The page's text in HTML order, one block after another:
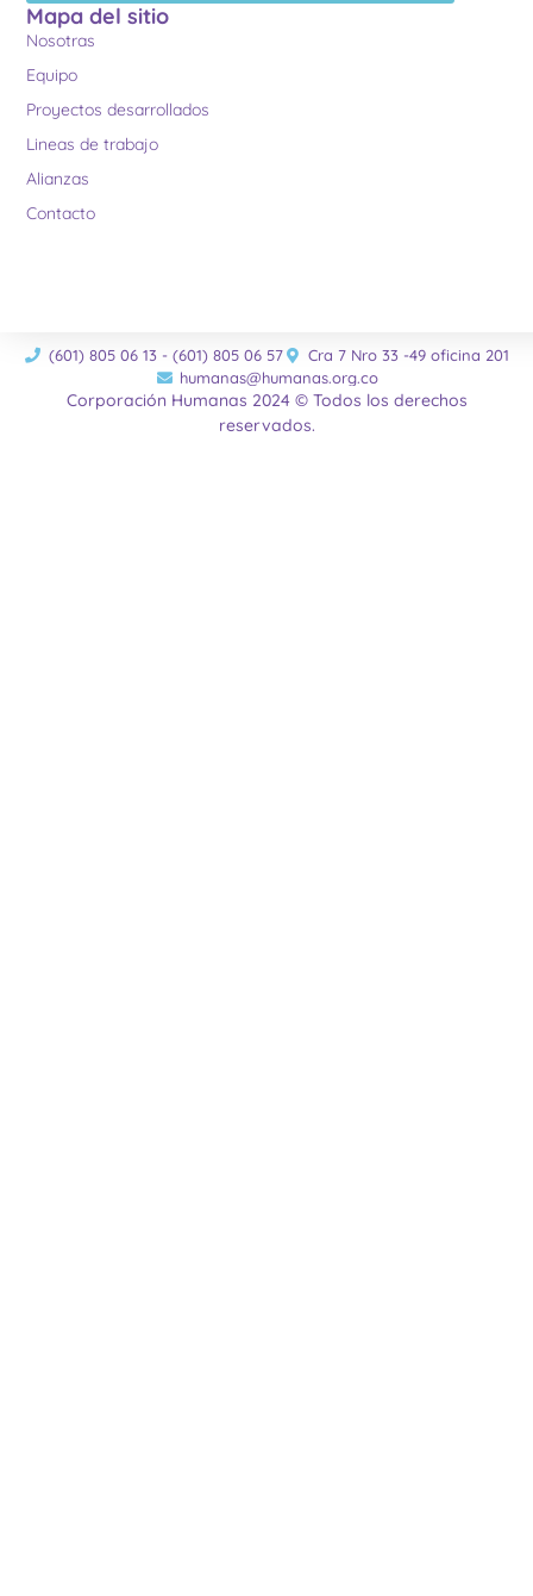
Mapa del sitio
Nosotras
Equipo
Proyectos desarrollados
Lineas de trabajo
Alianzas
Contacto
(601) 805 06 13 - (601) 805 06 57
Cra 7 Nro 33 -49 oficina 201
humanas@humanas.org.co
Corporación Humanas 2024 © Todos los derechos
reservados.